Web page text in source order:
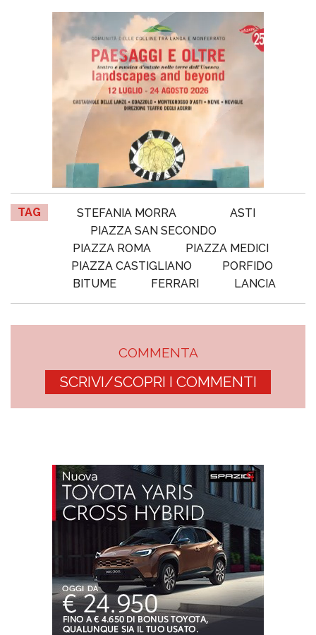
TAG STEFANIA MORRA
ASTI
PIAZZA SAN SECONDO
PIAZZA ROMA
PIAZZA MEDICI
PIAZZA CASTIGLIANO
PORFIDO
BITUME
FERRARI LANCIA
COMMENTA
SCRIVI/SCOPRI I COMMENTI